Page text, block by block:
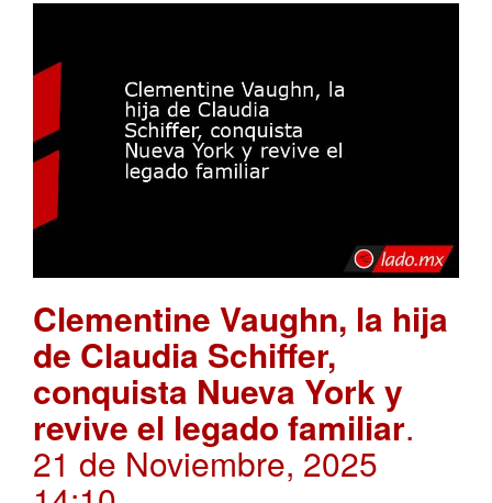
Clementine Vaughn, la hija
de Claudia Schiffer,
conquista Nueva York y
revive el legado familiar.
21 de Noviembre, 2025